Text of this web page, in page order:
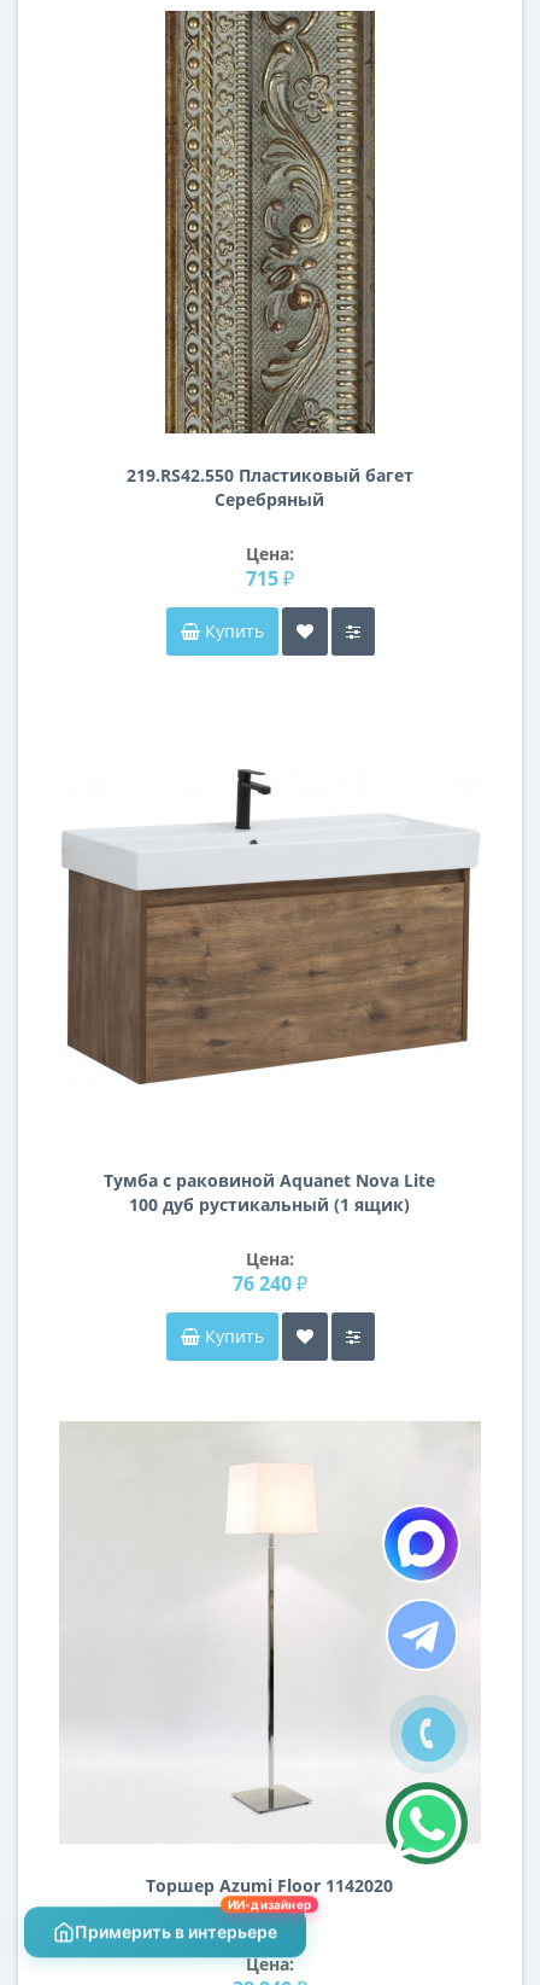
219.RS42.550 Пластиковый багет
Серебряный
Цена:
715 ₽
Купить
Тумба с раковиной Aquanet Nova Lite
100 дуб рустикальный (1 ящик)
Цена:
76 240 ₽
Купить
Торшер Azumi Floor 1142020
Цена:
Примерить в интерьере
ИИ-дизайнер